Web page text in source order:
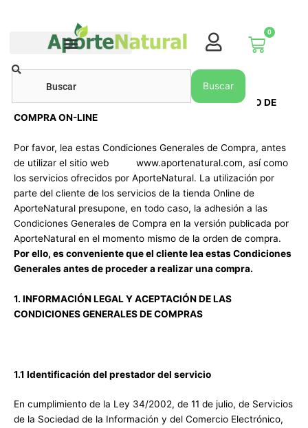
0
Carrito
Buscar
Buscar
CONDICIONES GENERALES DE COMPRA: PROCESO DE
COMPRA ON-LINE
Por favor, lea estas Condiciones Generales de Compra, antes
de utilizar el sitio web www.aportenatural.com, así como
los servicios ofrecidos por AporteNatural. La utilización por
parte del cliente de los servicios de la tienda Online de
AporteNatural presupone, en todo caso, la adhesión a las
Condiciones Generales de Compra en la versión publicada por
AporteNatural en el momento mismo de la orden de compra.
Por ello, es conveniente que el cliente lea estas Condiciones
Generales antes de proceder a realizar una compra.
1. INFORMACIÓN LEGAL Y ACEPTACIÓN DE LAS
CONDICIONES GENERALES DE COMPRAS
1.1 Identificación del prestador del servicio
En cumplimiento de la Ley 34/2002, de 11 de julio, de Servicios
de la Sociedad de la Información y del Comercio Electrónico,